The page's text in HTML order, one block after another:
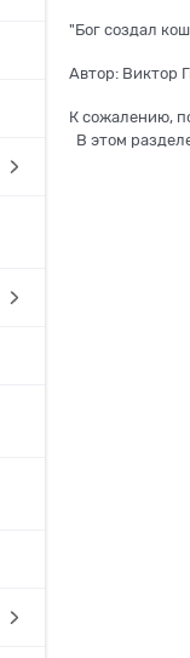
"Бог создал
Автор: Виктор
К сожалению,
В этом